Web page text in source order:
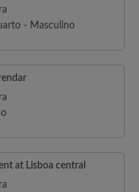
- Masculino
at Lisboa central